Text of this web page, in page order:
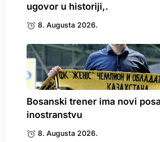
ugovor u historiji,.
8. Augusta 2026.
Bosanski trener ima novi
inostranstvu
8. Augusta 2026.